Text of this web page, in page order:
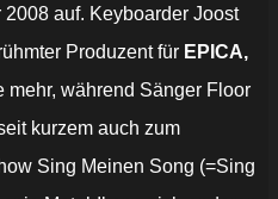
2008 auf. Keyboarder Joost
Produzent für EPICA,
mehr, während Sänger Floor
kurzem auch zum
Sing Meinen Song (=Sing